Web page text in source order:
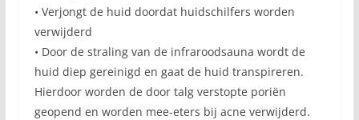
• Verjongt de huid doordat huidschilfers worden
verwijderd
• Door de straling van de infraroodsauna wordt de
huid diep gereinigd en gaat de huid transpireren.
Hierdoor worden de door talg verstopte poriën
geopend en worden mee-eters bij acne verwijderd.